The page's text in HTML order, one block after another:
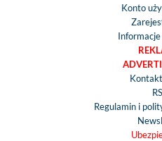
Konto
Regulamin i